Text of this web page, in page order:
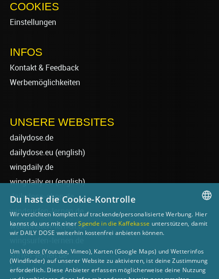
COOKIES
Einstellungen
INFOS
Kontakt & Feedback
Werbemöglichkeiten
UNSERE WEBSITES
dailydose.de
dailydose.eu (english)
wingdaily.de
wingdaily.eu(english)
dailydose-shop.de
windsurfen-lernen.de
wellenreiten-lernen.de
surfen-lernen.de
foilsurfen.de
GERMAN
Du hast die Cookie-Kontrolle
Wir verzichten komplett auf trackende/personalisierte Werbung. Hier
kannst du uns mit einerSpende in die Kaffekasse unterstützen, damit
wir DAILY DOSE weiterhin kostenfrei anbieten können.
Um Videos (Youtube, Vimeo), Karten (Google Maps) und Wetterinfos
(Windfinder) auf unserer Website zu aktivieren, ist deine Zustimmung
erforderlich. Diese Anbieter erfassen möglicherweise deine Nutzung